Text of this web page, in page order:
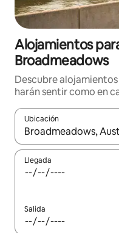
Alojamientos
Broadmeadows
Descubre
harán sentir como en
Ubicación
Cuando los resultados
Llegada
Salida